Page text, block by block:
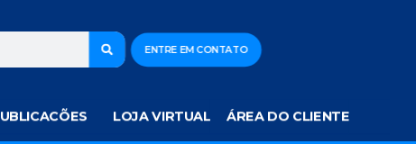
ENTRE EM CONTATO
LOJA VIRTUAL ÁREA DO CLIENTE